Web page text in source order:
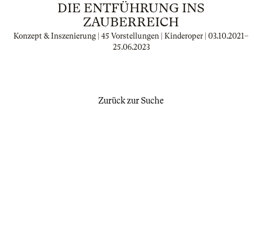
DIE ENTFÜHRUNG INS
ZAUBERREICH
Konzept & Inszenierung | 45 Vorstellungen | Kinderoper | 03.10.2021–
25.06.2023
Zurück zur Suche